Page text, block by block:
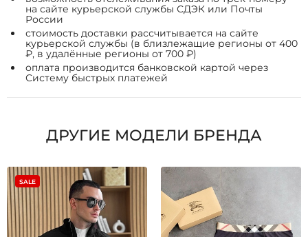
на сайте курьерской службы СДЭК или Почты
России
стоимость доставки рассчитывается на сайте
курьерской службы (в близлежащие регионы от 400
₽, в удалённые регионы от 700 ₽)
оплата производится банковской картой через
Систему быстрых платежей
ДРУГИЕ МОДЕЛИ БРЕНДА
SALE